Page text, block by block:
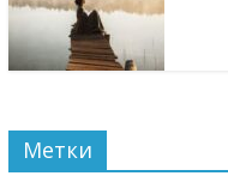
Метки